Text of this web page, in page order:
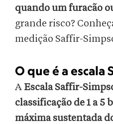
quando um furacão
grande risco?
medição Saffir-
O que é a escala
A Escala Saffir-
classificação de 1 a 5
máxima sustentada